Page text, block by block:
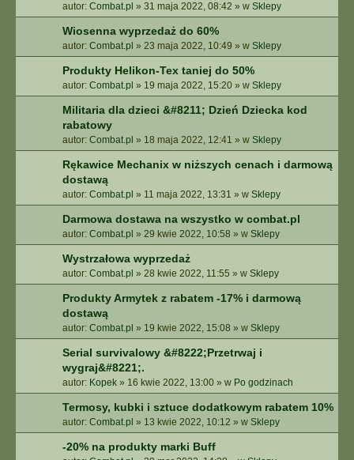
autor: Combat.pl » 31 maja 2022, 08:42 » w Sklepy
Wiosenna wyprzedaż do 60%
autor: Combat.pl » 23 maja 2022, 10:49 » w Sklepy
Produkty Helikon-Tex taniej do 50%
autor: Combat.pl » 19 maja 2022, 15:20 » w Sklepy
Militaria dla dzieci &#8211; Dzień Dziecka kod
rabatowy
autor: Combat.pl » 18 maja 2022, 12:41 » w Sklepy
Rękawice Mechanix w niższych cenach i darmową
dostawą
autor: Combat.pl » 11 maja 2022, 13:31 » w Sklepy
Darmowa dostawa na wszystko w combat.pl
autor: Combat.pl » 29 kwie 2022, 10:58 » w Sklepy
Wystrzałowa wyprzedaż
autor: Combat.pl » 28 kwie 2022, 11:55 » w Sklepy
Produkty Armytek z rabatem -17% i darmową
dostawą
autor: Combat.pl » 19 kwie 2022, 15:08 » w Sklepy
Serial survivalowy &#8222;Przetrwaj i
wygraj&#8221;.
autor: Kopek » 16 kwie 2022, 13:00 » w Po godzinach
Termosy, kubki i sztuce dodatkowym rabatem 10%
autor: Combat.pl » 13 kwie 2022, 10:12 » w Sklepy
-20% na produkty marki Buff